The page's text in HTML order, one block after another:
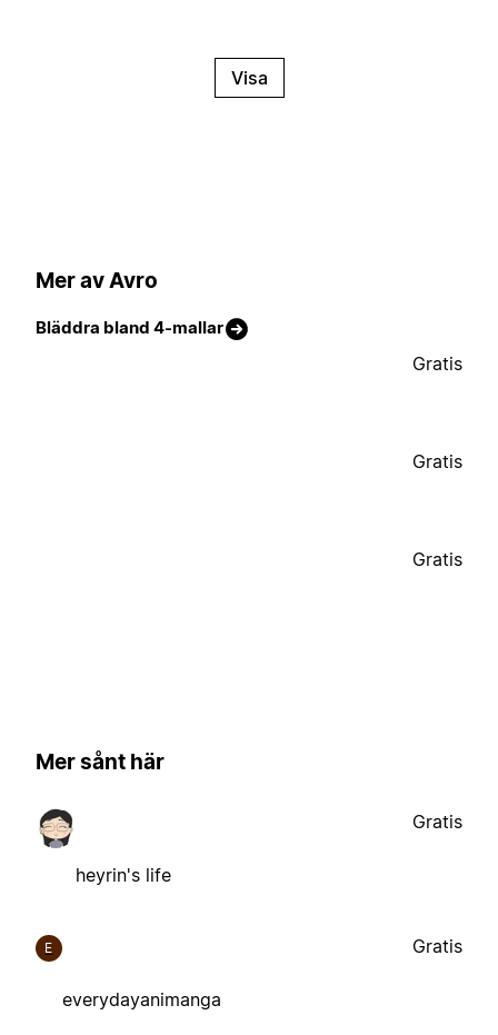
Visa
Mer av Avro
Bläddra bland 4-mallar
Gratis
Gratis
Gratis
Mer sånt här
heyrin's life
Gratis
E
everydayanimanga
Gratis